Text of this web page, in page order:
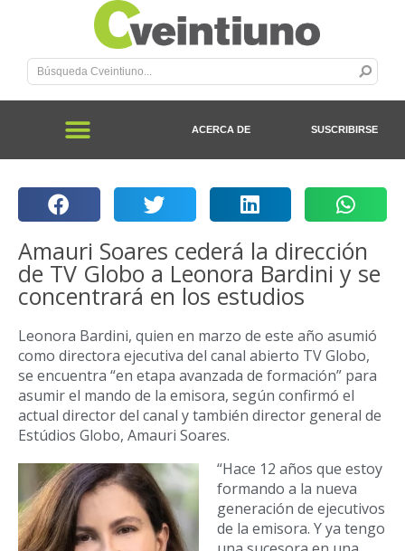
ACERCA DE SUSCRIBIRSE
Amauri Soares cederá la dirección
de TV Globo a Leonora Bardini y se
concentrará en los estudios
Leonora Bardini, quien en marzo de este año asumió
como directora ejecutiva del canal abierto TV Globo,
se encuentra “en etapa avanzada de formación” para
asumir el mando de la emisora, según confirmó el
actual director del canal y también director general de
Estúdios Globo, Amauri Soares.
“Hace 12 años que estoy
formando a la nueva
generación de ejecutivos
de la emisora. Y ya tengo